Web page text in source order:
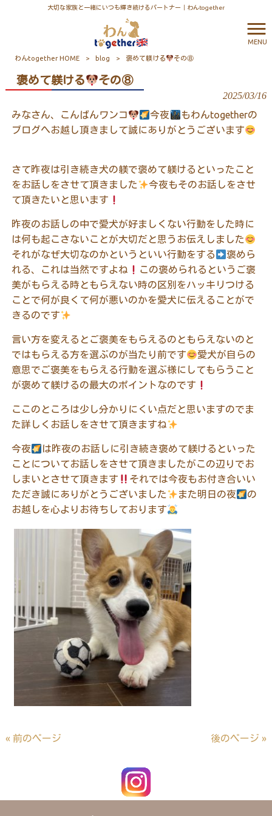
大切な家族と一緒にいつも輝き続けるパートナー｜わんtogether
MENU
わんtogether HOME > blog > 褒めて躾ける その⑧
褒めて躾ける その⑧
2025/03/16
みなさん、こんばんワンコ 今夜
もわんtogetherの
ブログへお越し頂きまして誠にありがとうございます
さて昨夜は引き続き犬の躾で褒めて躾けるといったこと
をお話しをさせて頂きました
今夜もそのお話しをさせ
て頂きたいと思います
昨夜のお話しの中で愛犬が好ましくない行動をした時に
は何も起こさないことが大切だと思うお伝えしました
それがなぜ大切なのかというといい行動をする
褒めら
れる、これは当然ですよね
この褒められるというご褒
美がもらえる時ともらえない時の区別をハッキリつける
ことで何が良くて何が悪いのかを愛犬に伝えることがで
きるのです
言い方を変えるとご褒美をもらえるのともらえないのと
ではもらえる方を選ぶのが当たり前です
愛犬が自らの
意思でご褒美をもらえる行動を選ぶ様にしてもらうこと
が褒めて躾けるの最大のポイントなのです
ここのところは少し分かりにくい点だと思いますのでま
た詳しくお話しをさせて頂きますね
今夜
は昨夜のお話しに引き続き褒めて躾けるといった
ことについてお話しをさせて頂きましたがこの辺りでお
しまいとさせて頂きます
それでは今夜もお付き合いい
ただき誠にありがとうございました
また明日の夜
の
お越しを心よりお待ちしております
« 前のページ 後のページ »